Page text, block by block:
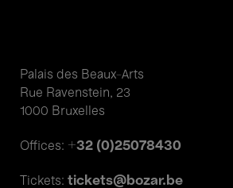
Palais des Beaux-Arts
Rue Ravenstein, 23
1000 Bruxelles
Offices: +32 (0)25078430
Tickets: tickets@bozar.be